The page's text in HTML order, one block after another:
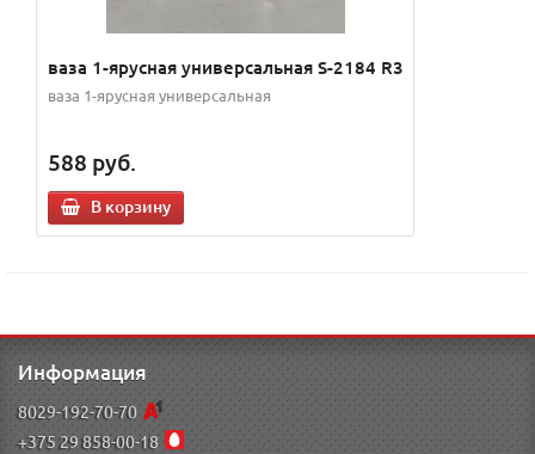
ваза 1-ярусная универсальная S-2184 R3
ваза 1-ярусная универсальная
588 руб.
В корзину
Информация
8029-192-70-70
+375 29 858-00-18